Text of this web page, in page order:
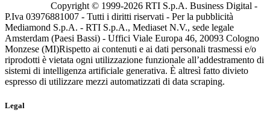
Copyright © 1999-2026 RTI S.p.A. Business Digital -
P.Iva 03976881007 - Tutti i diritti riservati - Per la pubblicità
Mediamond S.p.A. - RTI S.p.A., Mediaset N.V., sede legale
Amsterdam (Paesi Bassi) - Uffici Viale Europa 46, 20093 Cologno
Monzese (MI)Rispetto ai contenuti e ai dati personali trasmessi e/o
riprodotti è vietata ogni utilizzazione funzionale all’addestramento di
sistemi di intelligenza artificiale generativa. È altresì fatto divieto
espresso di utilizzare mezzi automatizzati di data scraping.
Legal